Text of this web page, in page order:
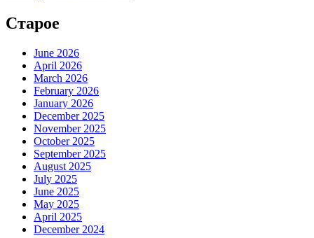
Старое
June 2026
April 2026
March 2026
February 2026
January 2026
December 2025
November 2025
October 2025
September 2025
August 2025
July 2025
June 2025
May 2025
April 2025
December 2024